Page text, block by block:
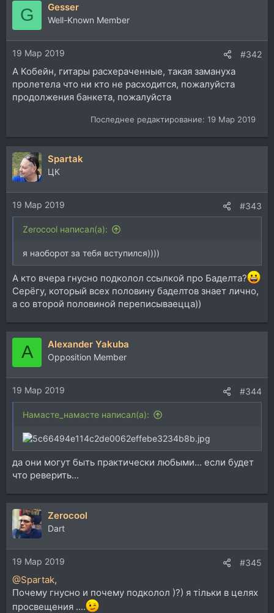
G Gesser
Well-Known Member
19 Мар 2019 #342
А Кобейн, гитары расхераченные, такая замануха
пролетела что ни кто не расходится, пожалуйста
продолжения банкета, пожалуйста
Последнее редактирование: 19 Мар 2019
Spartak
ЦК
19 Мар 2019 #343
Zerocool написал(а):
я наоборот за тебя вступился))))
А кто вчера гнусно подколол ссылкой про Баделта?
Серёгу, который всех половину баделтов знает лично,
а со второй половиной переписываецца))
A Alexander Yakuba
Opposition Member
19 Мар 2019 #344
Намасте_намасте написал(а):
да они могут быть практически любыми... если будет
что реверить...
Zerocool
Dart
19 Мар 2019 #345
@Spartak,
Почему гнусно и почему подколол )?) я тiльки в целях
просвещения ....